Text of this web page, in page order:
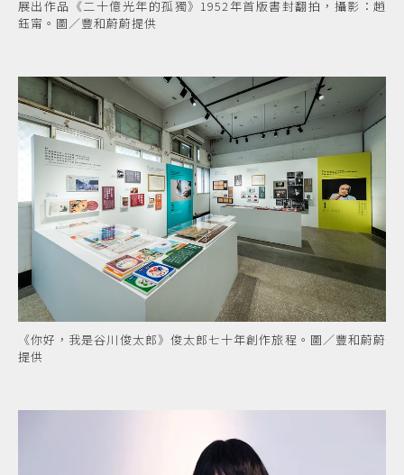
展出作品《二十億光年的孤獨》1952年首版書封翻拍，攝影：趙
鈺甯。圖／豐和蔚蔚提供
《你好，我是谷川俊太郎》俊太郎七十年創作旅程。圖／豐和蔚蔚
提供